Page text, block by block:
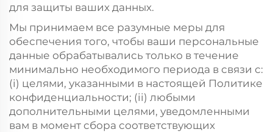
для защиты ваших данных.
Мы принимаем все разумные меры для
обеспечения того, чтобы ваши персональные
данные обрабатывались только в течение
минимально необходимого периода в связи с:
(i) целями, указанными в настоящей Политике
конфиденциальности; (ii) любыми
дополнительными целями, уведомленными
вам в момент сбора соответствующих